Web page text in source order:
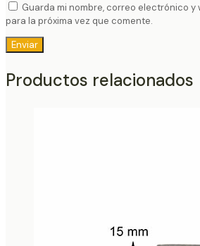
Guarda mi nombre, correo electrónico
para la próxima vez que comente.
Productos relacionados